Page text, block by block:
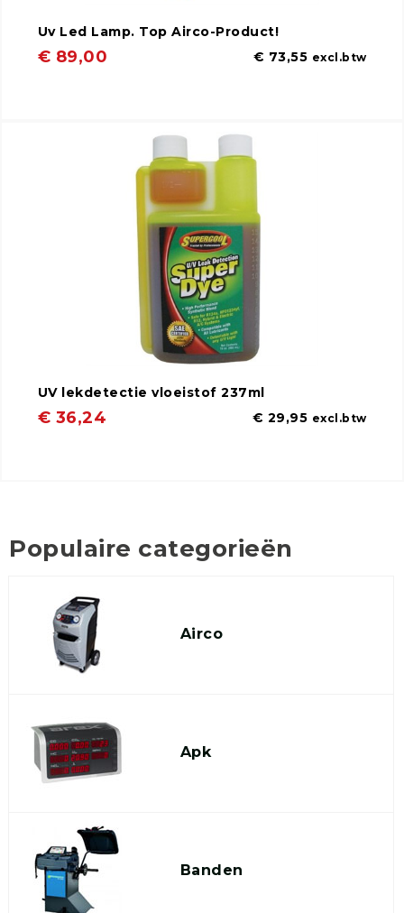
Uv Led Lamp. Top Airco-Product!
€ 89,00 € 73,55 excl.btw
UV lekdetectie vloeistof 237ml
€ 36,24 € 29,95 excl.btw
Populaire categorieën
Airco
Apk
Banden